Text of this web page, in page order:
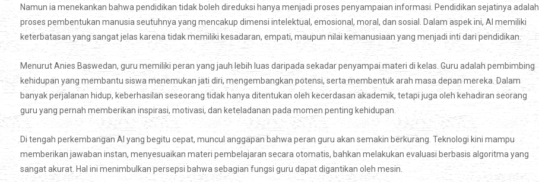
Namun ia menekankan bahwa pendidikan tidak boleh direduksi hanya menjadi proses penyampaian informasi. Pendidikan sejatinya adalah
proses pembentukan manusia seutuhnya yang mencakup dimensi intelektual, emosional, moral, dan sosial. Dalam aspek ini, AI memiliki
keterbatasan yang sangat jelas karena tidak memiliki kesadaran, empati, maupun nilai kemanusiaan yang menjadi inti dari pendidikan.
Menurut Anies Baswedan, guru memiliki peran yang jauh lebih luas daripada sekadar penyampai materi di kelas. Guru adalah pembimbing
kehidupan yang membantu siswa menemukan jati diri, mengembangkan potensi, serta membentuk arah masa depan mereka. Dalam
banyak perjalanan hidup, keberhasilan seseorang tidak hanya ditentukan oleh kecerdasan akademik, tetapi juga oleh kehadiran seorang
guru yang pernah memberikan inspirasi, motivasi, dan keteladanan pada momen penting kehidupan.
Di tengah perkembangan AI yang begitu cepat, muncul anggapan bahwa peran guru akan semakin berkurang. Teknologi kini mampu
memberikan jawaban instan, menyesuaikan materi pembelajaran secara otomatis, bahkan melakukan evaluasi berbasis algoritma yang
sangat akurat. Hal ini menimbulkan persepsi bahwa sebagian fungsi guru dapat digantikan oleh mesin.